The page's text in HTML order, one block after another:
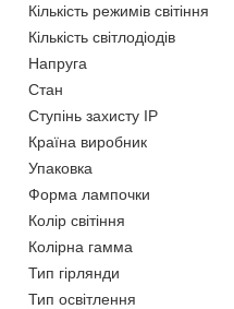
Кількість режимів світіння
Кількість світлодіодів
Напруга
Стан
Ступінь захисту IP
Країна виробник
Упаковка
Форма лампочки
Колір світіння
Колірна гамма
Тип гірлянди
Тип освітлення